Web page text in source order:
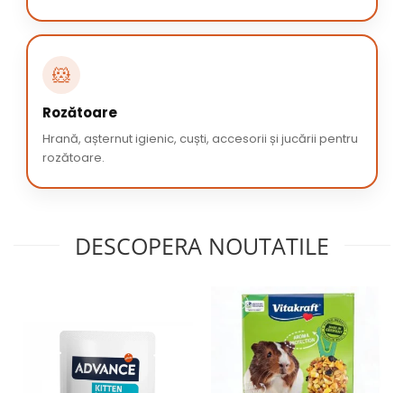
🐹
Rozătoare
Hrană, așternut igienic, cuști, accesorii și jucării pentru
rozătoare.
DESCOPERA NOUTATILE